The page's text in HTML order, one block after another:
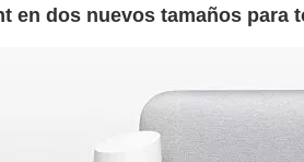
en dos nuevos tamaños para